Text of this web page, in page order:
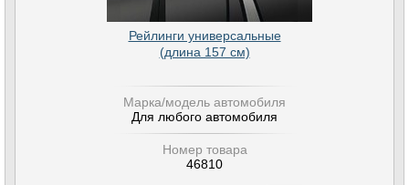
Рейлинги универсальные
(длина 157 см)
Марка/модель автомобиля
Для любого автомобиля
Номер товара
46810